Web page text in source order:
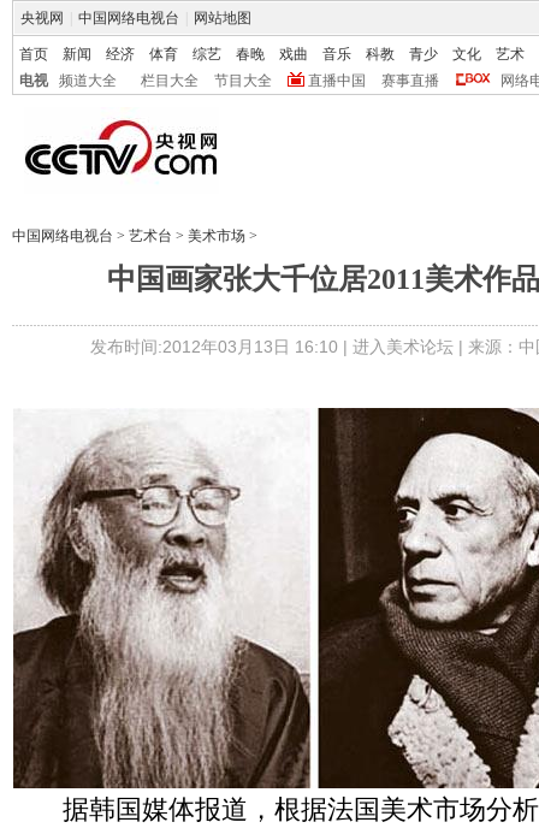
央视网 中国网络电视台 网站地图
首页 新闻 经济 体育 综艺 春晚 戏曲 音乐 科教 青少 文化
艺术
电视
频道大全 栏目大全 节目大全 直播中国 赛事直播 网络
中国网络电视台 > 艺术台 > 美术市场 >
中国画家张大千位居2011美术作
发布时间:2012年03月13日 16:10 | 进入美术论坛| 来源：
据韩国媒体报道，根据法国美术市场分析